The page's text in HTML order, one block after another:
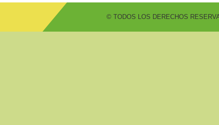
© TODOS LOS DERECHOS